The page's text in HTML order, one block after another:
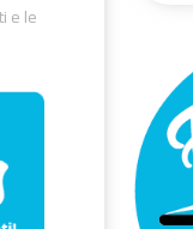
e le